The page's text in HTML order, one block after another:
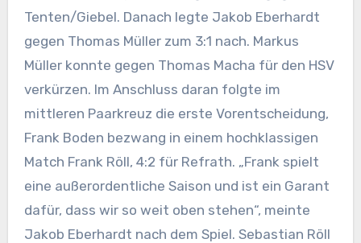
Tenten/Giebel. Danach legte Jakob Eberhardt
gegen Thomas Müller zum 3:1 nach. Markus
Müller konnte gegen Thomas Macha für den HSV
verkürzen. Im Anschluss daran folgte im
mittleren Paarkreuz die erste Vorentscheidung,
Frank Boden bezwang in einem hochklassigen
Match Frank Röll, 4:2 für Refrath. „Frank spielt
eine außerordentliche Saison und ist ein Garant
dafür, dass wir so weit oben stehen“, meinte
Jakob Eberhardt nach dem Spiel. Sebastian Röll